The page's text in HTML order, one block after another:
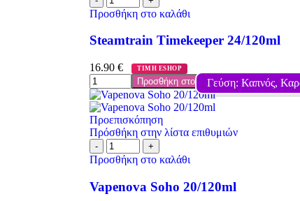
Προσθήκη στο καλάθι
Steamtrain Timekeeper 24/120ml
16.90 € ΤΙΜΗ ESHOP
Προσθήκη στο καλάθιΓεύση: Καπνός,
Προεπισκόπηση
Πρόσθήκη στην λίστα επιθυμιών
Προσθήκη στο καλάθι
Vapenova Soho 20/120ml